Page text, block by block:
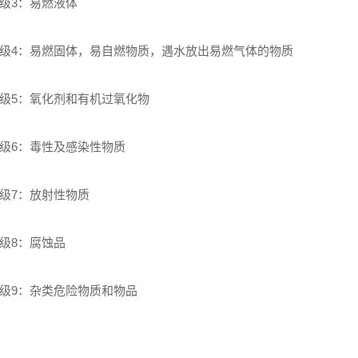
3：易燃液体
4：易燃固体，易自燃物质，遇水放出易燃气体的物质
5：氧化剂和有机过氧化物
6：毒性及感染性物质
7：放射性物质
8：腐蚀品
9：杂类危险物质和物品